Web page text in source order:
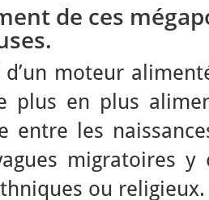
de ces
d’un moteur
plus en plus
entre les
migratoires
ou religieux.